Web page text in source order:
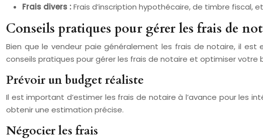
Frais divers :Frais d’inscription hypothécaire, de timbre fiscal,
Conseils pratiques pour gérer les frais de
Bien que le vendeur paie généralement les frais de notaire, il est
conseils pratiques pour gérer les frais de notaire et optimiser votre
Prévoir un budget réaliste
Il est important d’estimer les frais de notaire à l’avance pour les
obtenir une estimation précise.
Négocier les frais